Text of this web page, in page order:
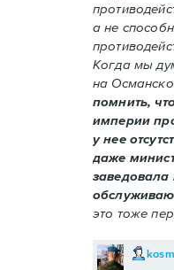
а не
Когда мы
на
помнить,
империи
у нее
даже
заведовала
это тоже